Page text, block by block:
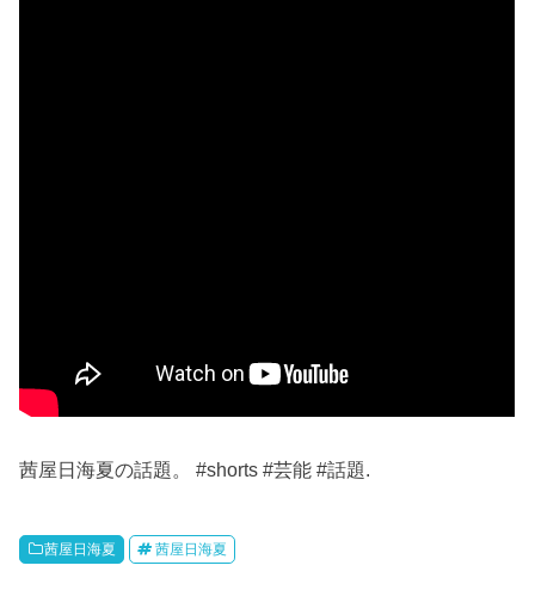
茜屋日海夏の話題。 #shorts #芸能 #話題.
茜屋日海夏 茜屋日海夏